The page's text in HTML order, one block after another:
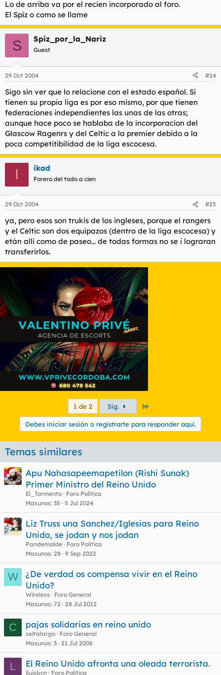
Lo de arriba va por el recien incorporado al foro.
El Spiz o como se llame
S Spiz_por_la_Nariz
Guest
29 Oct 2004 #24
Sigo sin ver que lo relacione con el estado español. Si
tienen su propia liga es por eso mismo, por que tienen
federaciones independientes las unas de las otras;
aunque hace poco se hablaba de la incorporacion del
Glascow Ragenrs y del Celtic a la premier debido a la
poca competitibilidad de la liga escocesa.
I ikad
Forero del todo a cien
29 Oct 2004 #25
ya, pero esos son trukis de los ingleses, porque el rangers
y el Celtic son dos equipazos (dentro de la liga escocesa) y
etán alli como de paseo... de todas formas no se i lograran
transferirlos.
1 de 2 Sig.
Debes iniciar sesión o registrarte para responder aquí.
Temas similares
Apu Nahasapeemapetilon (Rishi Sunak)
Primer Ministro del Reino Unido
El_Tormento
Foro Política
Masunos 35 5 Jul 2024
Liz Truss una Sanchez/Iglesias para Reino
Unido, se jodan y nos jodan
Pandemolde
Foro Política
Masunos 28 9 Sep 2022
W
¿De verdad os compensa vivir en el Reino
Unido?
Wireless
Foro General
Masunos 72 28 Jul 2012
C pajas solidarias en reino unido
celtalargo
Foro General
Masunos 3 21 Jul 2006
L El Reino Unido afronta una oleada terrorista.
lluisbcn
Foro Política